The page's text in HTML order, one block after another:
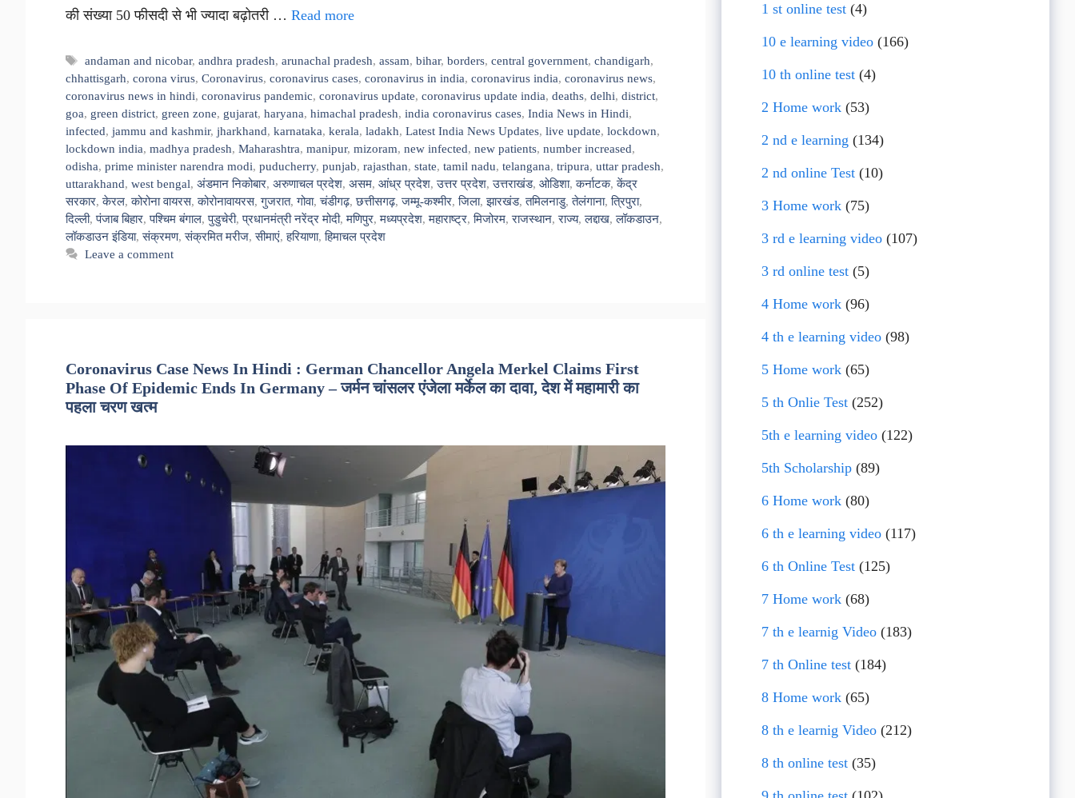
की संख्या 50 फीसदी से भी ज्यादा बढ़ोतरी … Read more
Tags
andaman and nicobar,andhra pradesh,arunachal pradesh,assam,bihar,borders,central government,chandigarh,
chhattisgarh, corona virus, Coronavirus, coronavirus cases, coronavirus in india, coronavirus india, coronavirus news,
coronavirus news in hindi, coronavirus pandemic, coronavirus update, coronavirus update india, deaths, delhi, district,
goa, green district, green zone, gujarat, haryana, himachal pradesh, india coronavirus cases, India News in Hindi,
infected, jammu and kashmir, jharkhand, karnataka, kerala, ladakh, Latest India News Updates, live update, lockdown,
lockdown india, madhya pradesh, Maharashtra, manipur, mizoram, new infected, new patients, number increased,
odisha, prime minister narendra modi, puducherry, punjab, rajasthan, state, tamil nadu, telangana, tripura, uttar pradesh,
uttarakhand, west bengal, अंडमान निकोबार, अरुणाचल प्रदेश, असम, आंध्र प्रदेश,उत्तर प्रदेश,उत्तराखंड, ओडिशा,कर्नाटक,केंद्र
सरकार,केरल,कोरोना वायरस,कोरोनावायरस,गुजरात,गोवा,चंडीगढ़,छत्तीसगढ़,जम्मू-कश्मीर,जिला,झारखंड,तमिलनाडु,तेलंगाना,त्रिपुरा,
दिल्ली,पंजाब बिहार,पश्चिम बंगाल,पुडुचेरी,प्रधानमंत्री नरेंद्र मोदी,मणिपुर,मध्यप्रदेश,महाराष्ट्र,मिजोरम,राजस्थान,राज्य,लद्दाख,लॉकडाउन,
लॉकडाउन इंडिया,संक्रमण,संक्रमित मरीज,सीमाएं,हरियाणा,हिमाचल प्रदेश
Leave a comment
Coronavirus Case News In Hindi : German Chancellor Angela Merkel Claims First
Phase Of Epidemic Ends In Germany – जर्मन चांसलर एंजेला मर्केल का दावा, देश में महामारी का
पहला चरण खत्म
1 st online test(4)
10 e learning video(166)
10 th online test(4)
2 Home work(53)
2 nd e learning (134)
2 nd online Test(10)
3 Home work(75)
3 rd e learning video(107)
3 rd online test(5)
4 Home work(96)
4 th e learning video(98)
5 Home work(65)
5 th Onlie Test(252)
5th e learning video(122)
5th Scholarship(89)
6 Home work(80)
6 th e learning video(117)
6 th Online Test(125)
7 Home work(68)
7 th e learnig Video(183)
7 th Online test(184)
8 Home work(65)
8 th e learnig Video(212)
8 th online test(35)